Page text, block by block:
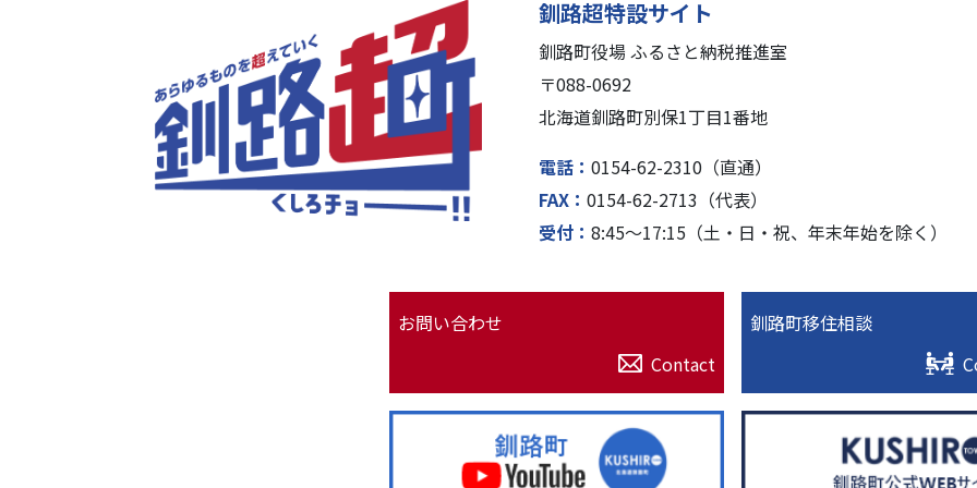
釧路超特設サイト
釧路町役場 ふるさと納税推進室
〒088-0692
北海道釧路町別保1丁⽬1番地
電話
0154-62-2310（直通）
FAX
0154-62-2713（代表）
受付
8:45〜17:15（⼟・⽇・祝、年末年始を除く）
お問い合わせ
Contact
釧路町移住相談